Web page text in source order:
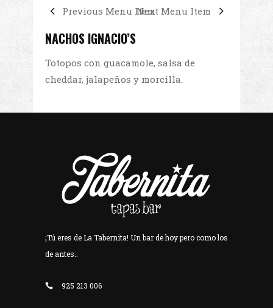
Previous Menu ItemNext Menu Item
NACHOS IGNACIO’S
Totopos con guacamole, salsa de
cheddar, jalapeños y morcilla.
¡Tú eres de La Tabernita! Un bar de hoy pero como los
de antes..
925 213 006